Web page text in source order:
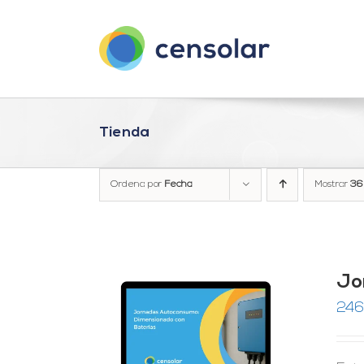
Tienda
Ordena por Fecha Mostrar 36